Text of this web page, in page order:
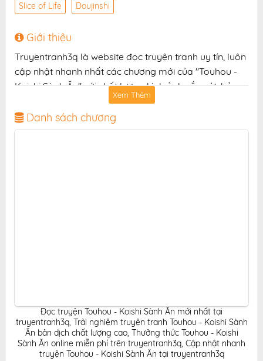
Slice of Life Doujinshi
Giới thiệu
Truyentranh3q là website đọc truyện tranh uy tín, luôn
cập nhật nhanh nhất các chương mới của "Touhou -
Koishi Sành Ăn" với chất lượng hình ảnh sắc nét, bản
dịch chuẩn và giao diện thân thiện, mang đến trải
nghiệm đọc truyện hấp dẫn, tiện lợi, hoàn toàn miễn
phí cho độc giả yêu thích truyện tranh online.
Xem Thêm
Danh sách chương
Đọc truyện Touhou - Koishi Sành Ăn mới nhất tại
truyentranh3q, Trải nghiệm truyện tranh Touhou - Koishi Sành
Ăn bản dịch chất lượng cao, Thưởng thức Touhou - Koishi
Sành Ăn online miễn phí trên truyentranh3q, Cập nhật nhanh
truyện Touhou - Koishi Sành Ăn tại truyentranh3q